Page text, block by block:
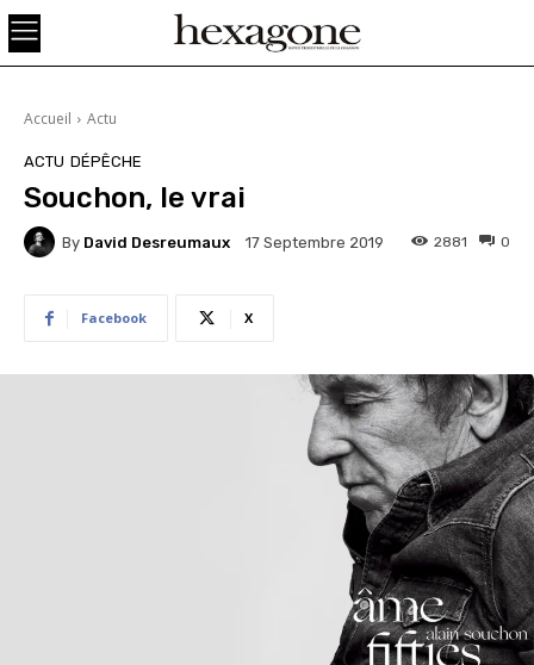
Accueil Actu
ACTU DÉPÊCHE
Souchon, le vrai
By David Desreumaux 17 Septembre 2019 0
2881
Facebook X